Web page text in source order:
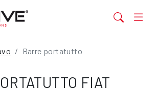
Barre portatutto
FIAT